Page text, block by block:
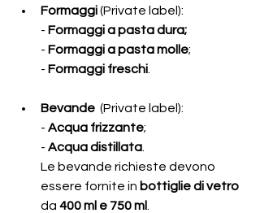
Formaggi (Private label):
- Formaggi a pasta dura;
- Formaggi a pasta molle;
- Formaggi freschi
Bevande
  (Private label):
- Acqua frizzante;
- Acqua distillata
Le bevande richieste devono
essere fornite in bottiglie di vetro
da 400 ml e 750 ml